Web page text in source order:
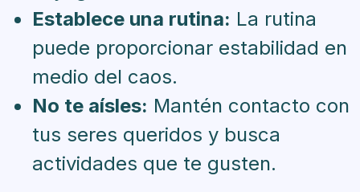
Establece una rutina: La rutina
puede proporcionar estabilidad en
medio del caos.
No te aísles: Mantén contacto con
tus seres queridos y busca
actividades que te gusten.